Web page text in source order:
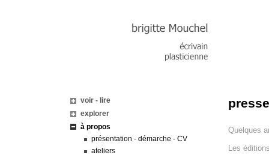
voir - lire
explorer
à propos
présentation - démarche - CV
ateliers
presse
Quelques
Les